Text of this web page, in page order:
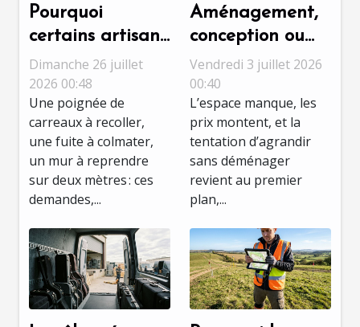
Pourquoi
certains artisans
refusent les
petits travaux,
décryptage d’un
choix
stratégique
Dimanche 26 juillet
2026 00:48
Une poignée de
carreaux à recoller,
une fuite à colmater,
un mur à reprendre
sur deux mètres : ces
demandes,...
Aménagement,
conception ou
chantier : quelle
étape révèle
vraiment le
talent ?
Vendredi 3 juillet 2026
00:40
L’espace manque, les
prix montent, et la
tentation d’agrandir
sans déménager
revient au premier
plan,...